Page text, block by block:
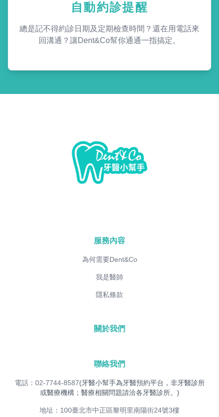
自動約診提醒
總是記不得約診日期及定期檢查時間？還在用電話來
回溝通？讓Dent&Co幫你通通一指搞定。
服務內容
為何需要Dent&Co
我是醫師
隱私條款
關於我們
聯絡我們
電話：02-7744-8587(牙醫小幫手為牙醫預約平台，非牙醫診所
或醫療機構；醫療相關問題請洽各牙醫診所。)
地址：100臺北市中正區黎明里南陽街24號3樓